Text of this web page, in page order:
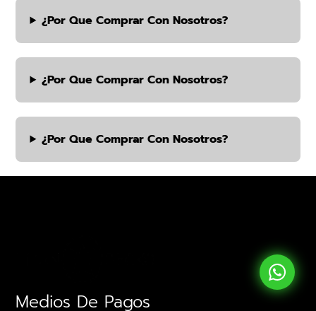
¿por Que Comprar Con Nosotros?
¿por Que Comprar Con Nosotros?
¿por Que Comprar Con Nosotros?
Medios De Pagos